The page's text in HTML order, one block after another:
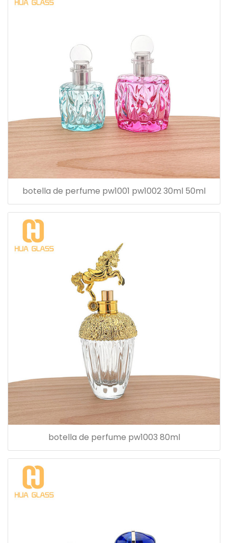
botella de perfume pw1001 pw1002 30ml 50ml
botella de perfume pw1003 80ml